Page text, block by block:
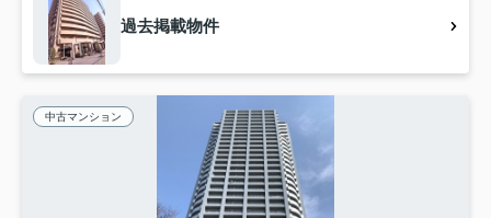
過去掲載物件
中古マンション